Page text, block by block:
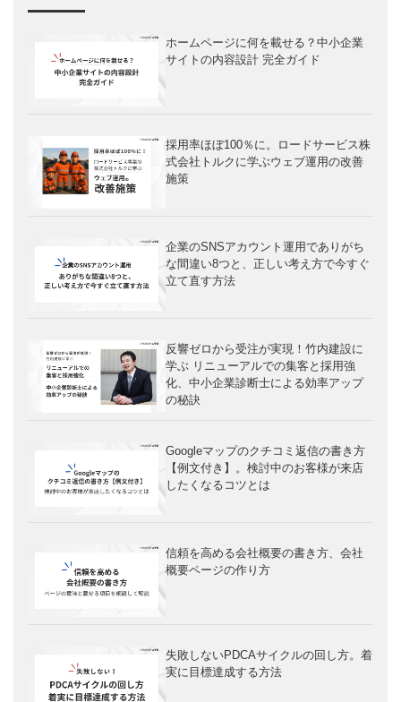
ホームページに何を載せる？中小企業
サイトの内容設計 完全ガイド
採用率ほぼ100％に。ロードサービス株
式会社トルクに学ぶウェブ運用の改善
施策
企業のSNSアカウント運用でありがち
な間違い8つと、正しい考え方で今すぐ
立て直す方法
反響ゼロから受注が実現！竹内建設に
学ぶ リニューアルでの集客と採用強
化、中小企業診断士による効率アップ
の秘訣
Googleマップのクチコミ返信の書き方
【例文付き】。検討中のお客様が来店
したくなるコツとは
信頼を高める会社概要の書き方、会社
概要ページの作り方
失敗しないPDCAサイクルの回し方。着
実に目標達成する方法